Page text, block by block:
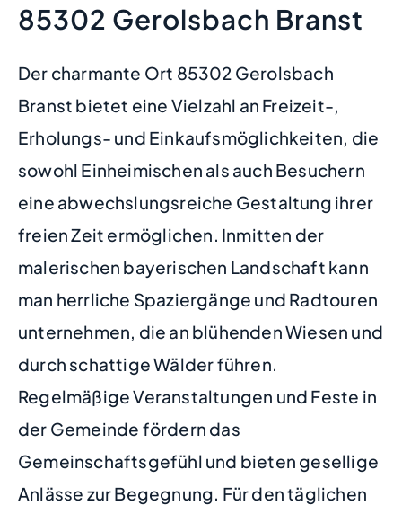
85302 Gerolsbach Branst
Der charmante Ort 85302 Gerolsbach
Branst bietet eine Vielzahl an Freizeit-,
Erholungs- und Einkaufsmöglichkeiten, die
sowohl Einheimischen als auch Besuchern
eine abwechslungsreiche Gestaltung ihrer
freien Zeit ermöglichen. Inmitten der
malerischen bayerischen Landschaft kann
man herrliche Spaziergänge und Radtouren
unternehmen, die an blühenden Wiesen und
durch schattige Wälder führen.
Regelmäßige Veranstaltungen und Feste in
der Gemeinde fördern das
Gemeinschaftsgefühl und bieten gesellige
Anlässe zur Begegnung. Für den täglichen